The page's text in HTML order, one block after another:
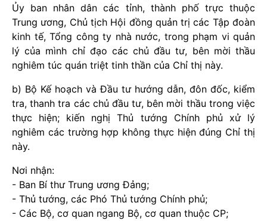
Ủy ban nhân dân các tỉnh, thành phố trực thuộc
Trung ương, Chủ tịch Hội đồng quản trị các Tập đoàn
kinh tế, Tổng công ty nhà nước, trong phạm vi quản
lý của mình chỉ đạo các chủ đầu tư, bên mời thầu
nghiêm túc quán triệt tinh thần của Chỉ thị này.
b) Bộ Kế hoạch và Đầu tư hướng dẫn, đôn đốc, kiểm
tra, thanh tra các chủ đầu tư, bên mời thầu trong việc
thực hiện; kiến nghị Thủ tướng Chính phủ xử lý
nghiêm các trường hợp không thực hiện đúng Chỉ thị
này.
Nơi nhận:
- Ban Bí thư Trung ương Đảng;
- Thủ tướng, các Phó Thủ tướng Chính phủ;
- Các Bộ, cơ quan ngang Bộ, cơ quan thuộc CP;